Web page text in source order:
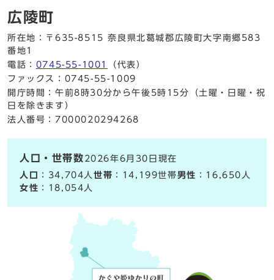
広陵町
所在地：〒635-8515 奈良県北葛城郡広陵町大字南郷583
番地1
電話： 0745-55-1001
（代表）
ファックス：0745-55-1009
開庁時間：午前8時30分から午後5時15分（土曜・日曜・祝
日を除きます）
法人番号：7000020294268
人口・世帯数 2026年6月30日現在
人口
：34,704人世帯 ：14,199世帯男性 ：16,650人
女性 ：18,054人